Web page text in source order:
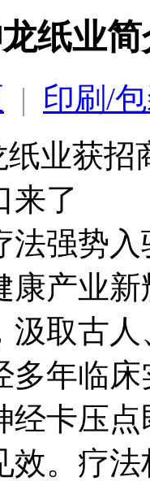
纸业简
| 印刷/
业获招
来了
法强势
康产业
汲取古
多年临
经卡压
效。疗